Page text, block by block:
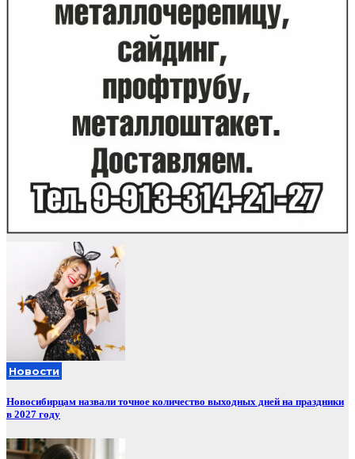
Новости
Новосибирцам назвали точное количество выходных дней на праздники
в 2027 году